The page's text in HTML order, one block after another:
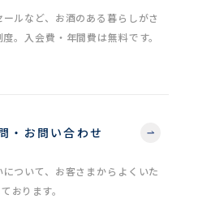
ルなど、お酒のある暮らしがさ
。入会費・年間費は無料です。
・お問い合わせ
ついて、お客さまからよくいた
おります。